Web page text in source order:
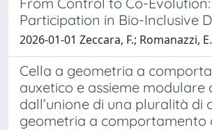
Participation in Bio-Inclusive
2026-01-01 Zeccara, F.; Romanazzi,
Cella a geometria a
auxetico e assieme modulare
dall’unione di una pluralità di
geometria a comportamento